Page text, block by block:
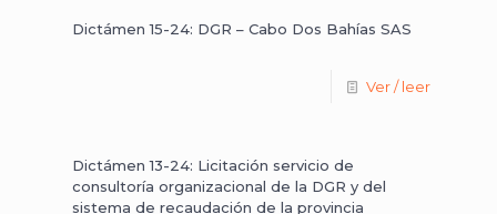
Dictámen 15-24: DGR – Cabo Dos Bahías SAS
Ver / leer
Dictámen 13-24: Licitación servicio de
consultoría organizacional de la DGR y del
sistema de recaudación de la provincia